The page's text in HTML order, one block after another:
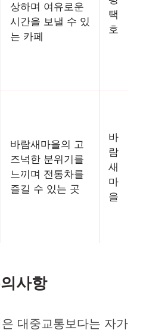
상하며 여유로운
시간을 보낼 수 있
는 카페
택
호
바람새마을의 고
즈넉한 분위기를
느끼며 전통차를
즐길 수 있는 곳
바
람
새
마
을
사항
대중교통보다는 자가